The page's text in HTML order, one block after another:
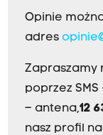
Opinie
adres
Zapraszamy
poprzez SMS
– antena,12
nasz profil na